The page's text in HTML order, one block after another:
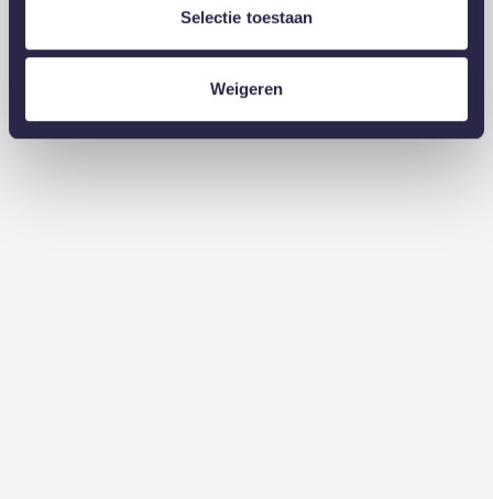
Selectie toestaan
Weigeren